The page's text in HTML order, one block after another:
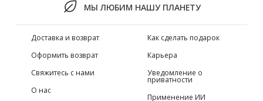
МЫ ЛЮБИМ НАШУ ПЛАНЕТУ
Доставка и возврат
Оформить возврат
Свяжитесь с нами
О нас
Как сделать подарок
Карьера
Уведомление о
приватности
Применение ИИ